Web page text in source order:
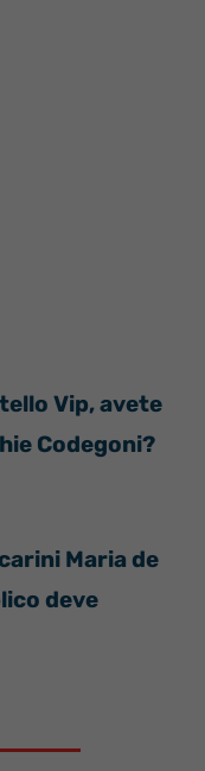
Vip, avete
Codegoni?
Maria de
deve